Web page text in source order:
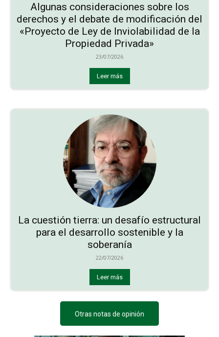
Algunas consideraciones sobre los
derechos y el debate de modificación del
«Proyecto de Ley de Inviolabilidad de la
Propiedad Privada»
23/07/2026
Leer más
La cuestión tierra: un desafío estructural
para el desarrollo sostenible y la
soberanía
22/07/2026
Leer más
Otras notas de opinión